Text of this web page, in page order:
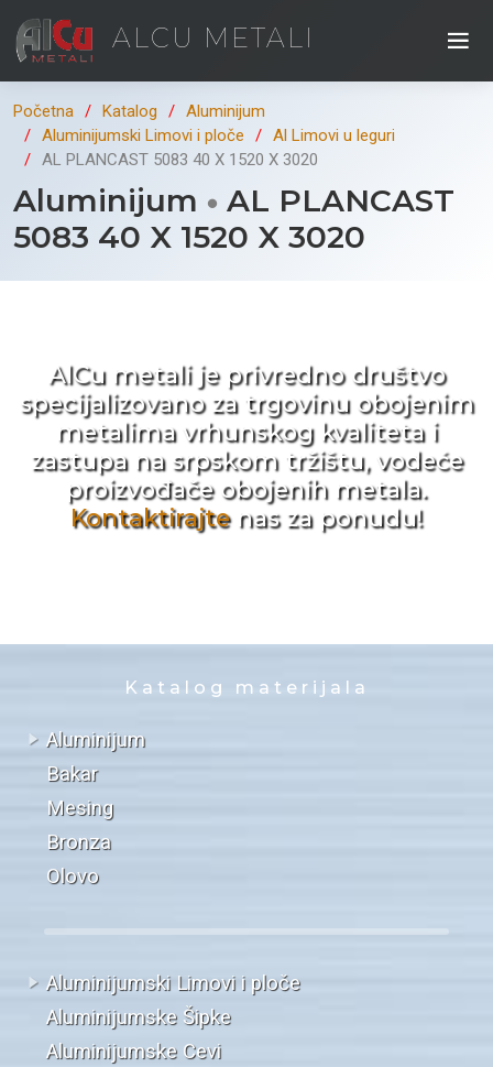
ALCU METALI
Početna Katalog
Aluminijum
Aluminijumski Limovi i ploče
Al Limovi u leguri
AL PLANCAST 5083 40 X 1520 X 3020
Aluminijum
AL PLANCAST
5083 40 X 1520 X 3020
AlCu metali je privredno društvo
specijalizovano za trgovinu obojenim
metalima vrhunskog kvaliteta i
zastupa na srpskom tržištu, vodeće
proizvođače obojenih metala.
Kontaktirajtenas za ponudu!
Katalog materijala
Aluminijum
Bakar
Mesing
Bronza
Olovo
Aluminijumski Limovi i ploče
Aluminijumske Šipke
Aluminijumske Cevi